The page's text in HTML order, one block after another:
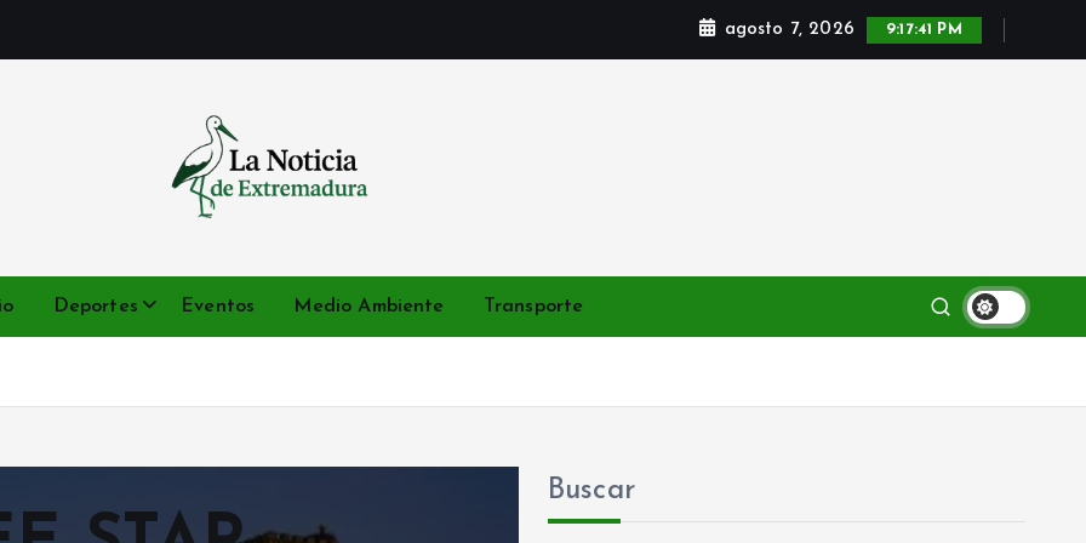
agosto 7, 2026 9:17:42 PM
Deportes Eventos Medio Ambiente Transporte
Buscar